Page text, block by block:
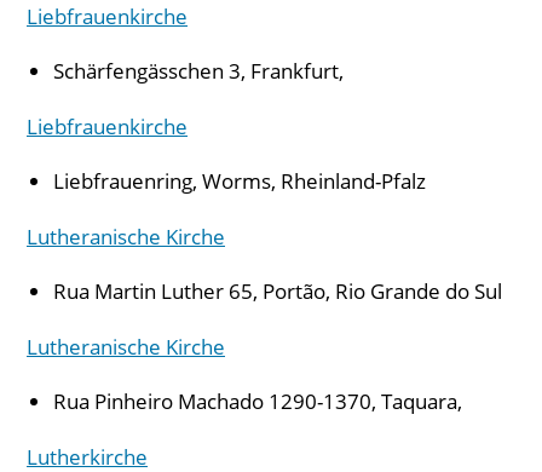
Liebfrauenkirche
Schärfengässchen 3, Frankfurt,
Liebfrauenkirche
Liebfrauenring, Worms, Rheinland-Pfalz
Lutheranische Kirche
Rua Martin Luther 65, Portão, Rio Grande do Sul
Lutheranische Kirche
Rua Pinheiro Machado 1290-1370, Taquara,
Lutherkirche